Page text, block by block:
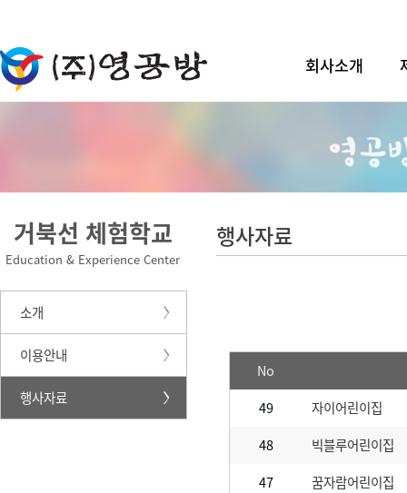
회사소개
거북선 체험학교
Education & Experience Center
소개
이용안내
행사자료
행사자료
No
49
자이어린이집
48
빅블루어린이집
47
꿈자람어린이집